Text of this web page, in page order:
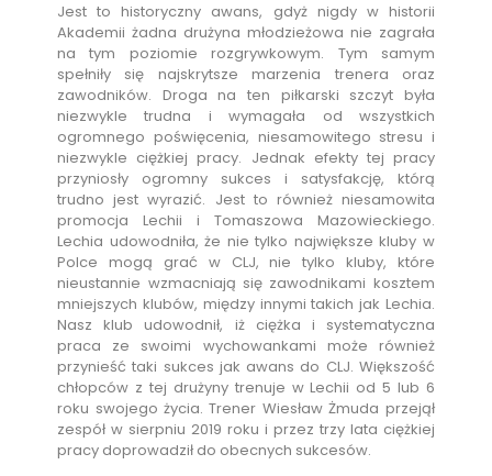
Jest to historyczny awans, gdyż nigdy w historii
Akademii żadna drużyna młodzieżowa nie zagrała
na tym poziomie rozgrywkowym. Tym samym
spełniły się najskrytsze marzenia trenera oraz
zawodników. Droga na ten piłkarski szczyt była
niezwykle trudna i wymagała od wszystkich
ogromnego poświęcenia, niesamowitego stresu i
niezwykle ciężkiej pracy. Jednak efekty tej pracy
przyniosły ogromny sukces i satysfakcję, którą
trudno jest wyrazić. Jest to również niesamowita
promocja Lechii i Tomaszowa Mazowieckiego.
Lechia udowodniła, że nie tylko największe kluby w
Polce mogą grać w CLJ, nie tylko kluby, które
nieustannie wzmacniają się zawodnikami kosztem
mniejszych klubów, między innymi takich jak Lechia.
Nasz klub udowodnił, iż ciężka i systematyczna
praca ze swoimi wychowankami może również
przynieść taki sukces jak awans do CLJ. Większość
chłopców z tej drużyny trenuje w Lechii od 5 lub 6
roku swojego życia. Trener Wiesław Żmuda przejął
zespół w sierpniu 2019 roku i przez trzy lata ciężkiej
pracy doprowadził do obecnych sukcesów.